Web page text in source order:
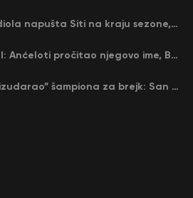
Kraj jedne ere – Gvardiola napušta Siti na kraju sezone, menja ga njegov nekadašnji rival
Nejmar ide na Mundijal: Anćeloti pročitao njegovo ime, Brazil u delirijumu (VIDEO)
Strašni Vembanjama “izudarao” šampiona za brejk: San Antonio poveo protiv Oklahome